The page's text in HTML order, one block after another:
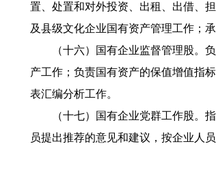
置、处置和对外投资、出租、出借、
及县级文化企业国有资产管理工作；
（十六）国有企业监督管理股。负
产工作；负责国有资产的保值增值指
表汇编分析工作。
（十七）国有企业党群工作股。指
员提出推荐的意见和建议，按企业人